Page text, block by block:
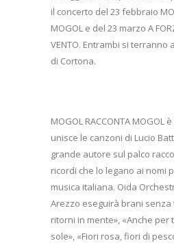
il concerto del 23 febbraio
MOGOL e del 23 marzo A
VENTO. Entrambi si terranno
di Cortona.
MOGOL RACCONTA MOGOL
unisce le canzoni di Lucio
grande autore sul palco
ricordi che lo legano ai nomi
musica italiana. Oida
Arezzo eseguirà brani senza
ritorni in mente», «Anche per
sole», «Fiori rosa, fiori di